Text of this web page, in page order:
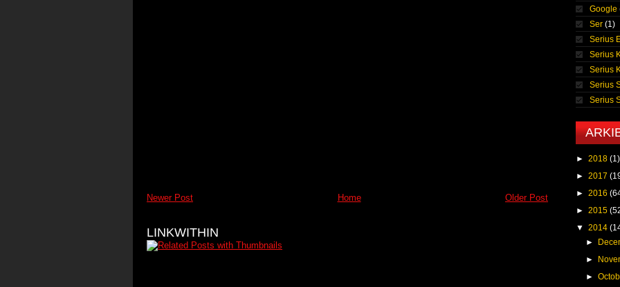
Newer Post Older Post
Home
LINKWITHIN
Google
Ser (1)
Serius
Serius
Serius
Serius
Serius
► 2018 (1)
► 2017
► 2016
► 2015
▼ 2014
►
►
►